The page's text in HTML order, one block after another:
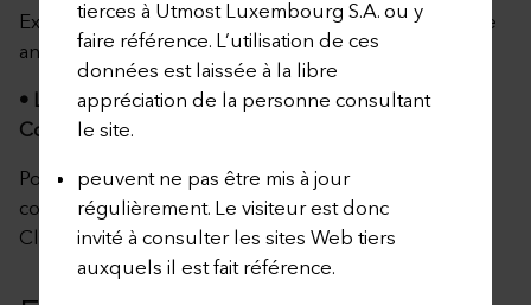
tierces à Utmost Luxembourg S.A. ou y
faire référence. L’utilisation de ces
données est laissée à la libre
appréciation de la personne consultant
le site.
peuvent ne pas être mis à jour
régulièrement. Le visiteur est donc
invité à consulter les sites Web tiers
auxquels il est fait référence.
Externes, mise à jour à la date de publication de cette
annexe.
• Liste des événements liés à des Fonds Externes («
Corporate Actions »)
Pour plus d’informations, nous vous invitons à
contacter votre conseiller ou le service « Partner &
Client Services » de Utmost Luxembourg S.A.